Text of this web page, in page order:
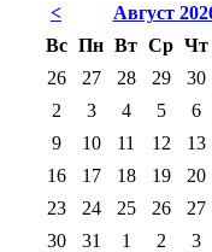
<
Август
Вс Пн Вт Ср Чт
26
27 28 29 30
2
3 4 5 6
9
10 11 12 13
16
17 18 19 20
23
24 25 26 27
30
31 1 2 3